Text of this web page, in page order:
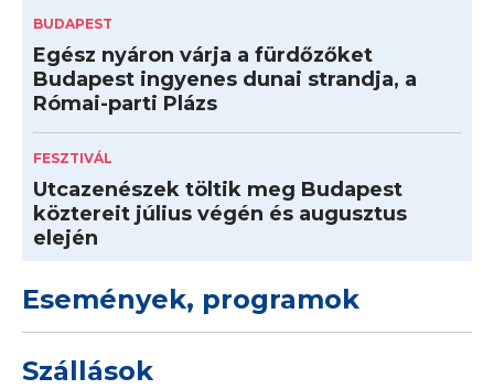
BUDAPEST
Egész nyáron várja a fürdőzőket
Budapest ingyenes dunai strandja, a
Római-parti Plázs
FESZTIVÁL
Utcazenészek töltik meg Budapest
köztereit július végén és augusztus
elején
Események, programok
Szállások